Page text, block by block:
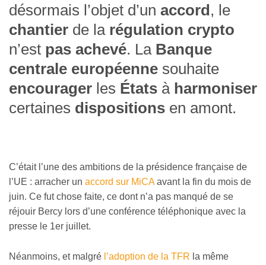
désormais l’objet d’un accord , le
chantier de la régulation crypto
n’est pas achevé. La Banque
centrale européenne souhaite
encourager les États à harmoniser
certaines dispositions en amont.
C’était l’une des ambitions de la présidence française de
l’UE : arracher un accord sur MiCAavant la fin du mois de
juin. Ce fut chose faite, ce dont n’a pas manqué de se
réjouir Bercy lors d’une conférence téléphonique avec la
presse le 1er juillet.
Néanmoins, et malgré l’adoption de la TFR la même